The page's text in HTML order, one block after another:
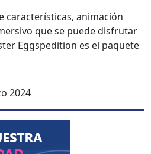
car­ac­terís­ti­cas, ani­mación
que se puede dis­fru­tar
Eggs­pedi­tion es el paque­te
2024